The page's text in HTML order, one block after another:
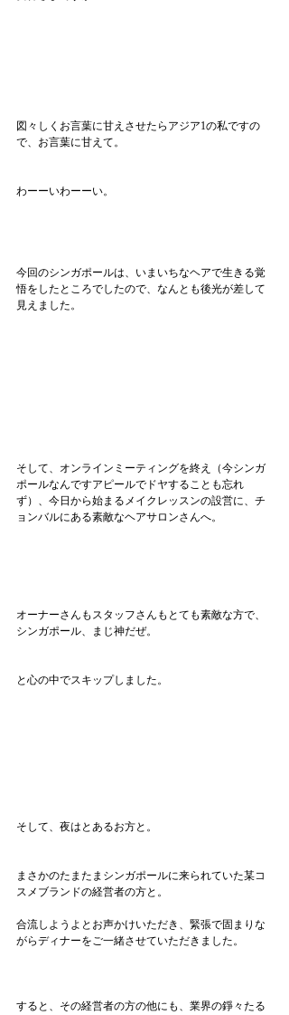
図々しくお言葉に甘えさせたらアジア1の私ですの
で、お言葉に甘えて。
わーーいわーーい。
今回のシンガポールは、いまいちなヘアで生きる覚
悟をしたところでしたので、なんとも後光が差して
見えました。
そして、オンラインミーティングを終え（今シンガ
ポールなんですアピールでドヤすることも忘れ
ず）、今日から始まるメイクレッスンの設営に、チ
ョンバルにある素敵なヘアサロンさんへ。
オーナーさんもスタッフさんもとても素敵な方で、
シンガポール、まじ神だぜ。
と心の中でスキップしました。
そして、夜はとあるお方と。
まさかのたまたまシンガポールに来られていた某コ
スメブランドの経営者の方と。
合流しようよとお声かけいただき、緊張で固まりな
がらディナーをご一緒させていただきました。
すると、その経営者の方の他にも、業界の錚々たる